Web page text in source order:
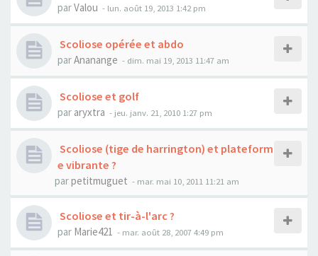
parValou - lun. août 19, 2013 1:42 pm
Scoliose opérée et abdo
parAnanange - dim. mai 19, 2013 11:47 am
Scoliose et golf
par aryxtra - jeu. janv. 21, 2010 1:27 pm
Scoliose (tige de harrington) et plateform
e vibrante ?
parpetitmuguet - mar. mai 10, 2011 11:21 am
Scoliose et tir-à-l'arc ?
par Marie421 - mar. août 28, 2007 4:49 pm